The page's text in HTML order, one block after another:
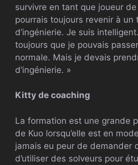
survivre en tant que joueur
pourrais toujours revenir à un
d’ingénierie. Je suis
toujours que je pouvais
normale. Mais je devais
d’ingénierie. »
Kitty de coaching
La formation est une grande
de Kuo lorsqu’elle est en
jamais eu peur de demander
d’utiliser des solveurs pour